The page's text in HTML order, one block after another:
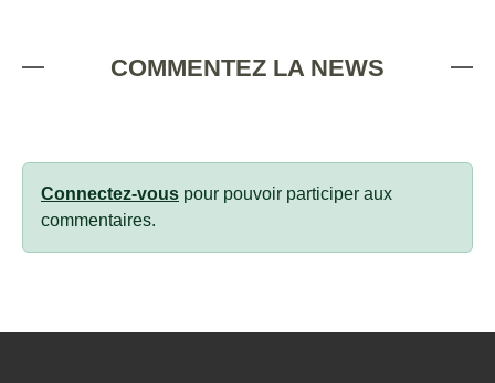
COMMENTEZ LA NEWS
Connectez-vous pour pouvoir participer aux
commentaires.